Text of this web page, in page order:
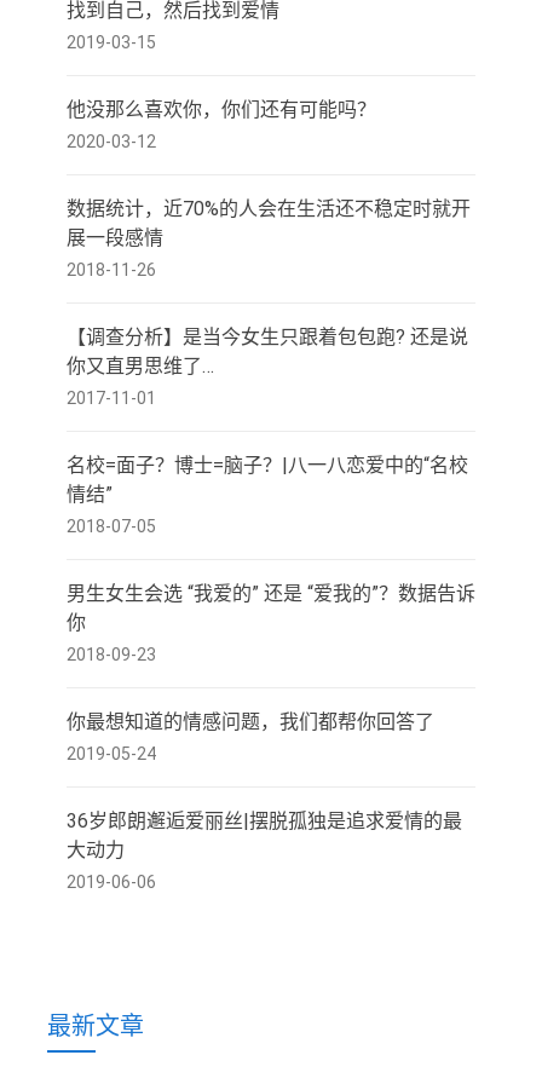
找到自己，然后找到爱情
2019-03-15
他没那么喜欢你，你们还有可能吗？
2020-03-12
数据统计，近70%的人会在生活还不稳定时就开
展一段感情
2018-11-26
【调查分析】是当今女生只跟着包包跑? 还是说
你又直男思维了…
2017-11-01
名校=面子？博士=脑子？|八一八恋爱中的“名校
情结”
2018-07-05
男生女生会选 “我爱的” 还是 “爱我的”？数据告诉
你
2018-09-23
你最想知道的情感问题，我们都帮你回答了
2019-05-24
36岁郎朗邂逅爱丽丝|摆脱孤独是追求爱情的最
大动力
2019-06-06
最新文章